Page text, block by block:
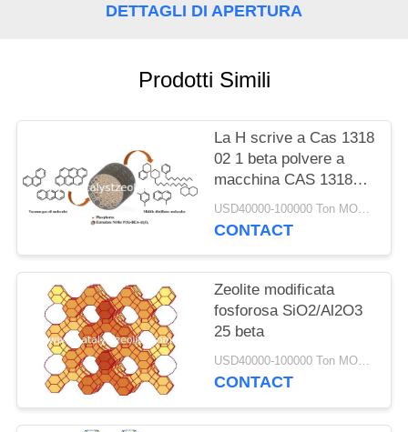
POLICY
DETTAGLI DI APERTURA
Prodotti Simili
La H scrive a Cas 1318
02 1 beta polvere a
macchina CAS 1318
della zeolite 02 1
USD40000-100000 Ton MOQ:1 chilogrammo
CONTACT
Zeolite modificata
fosforosa SiO2/Al2O3
25 beta
USD40000-100000 Ton MOQ:1 chilogrammo
CONTACT